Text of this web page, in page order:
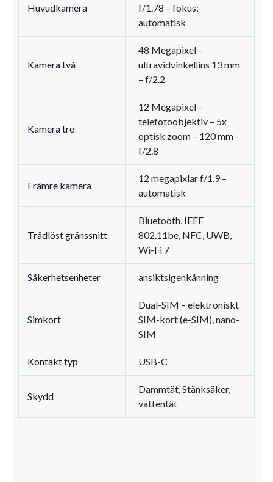
Huvudkamera
f/1.78 – fokus:
automatisk
Kamera två
48 Megapixel –
ultravidvinkellins 13 mm
– f/2.2
Kamera tre
12 Megapixel –
telefotoobjektiv – 5x
optisk zoom – 120 mm –
f/2.8
Främre kamera
12 megapixlar f/1.9 –
automatisk
Trådlöst gränssnitt
Bluetooth, IEEE
802.11be, NFC, UWB,
Wi-Fi 7
Säkerhetsenheter ansiktsigenkänning
Simkort
Dual-SIM – elektroniskt
SIM-kort (e-SIM), nano-
SIM
Kontakt typ USB-C
Skydd
Dammtät, Stänksäker,
vattentät